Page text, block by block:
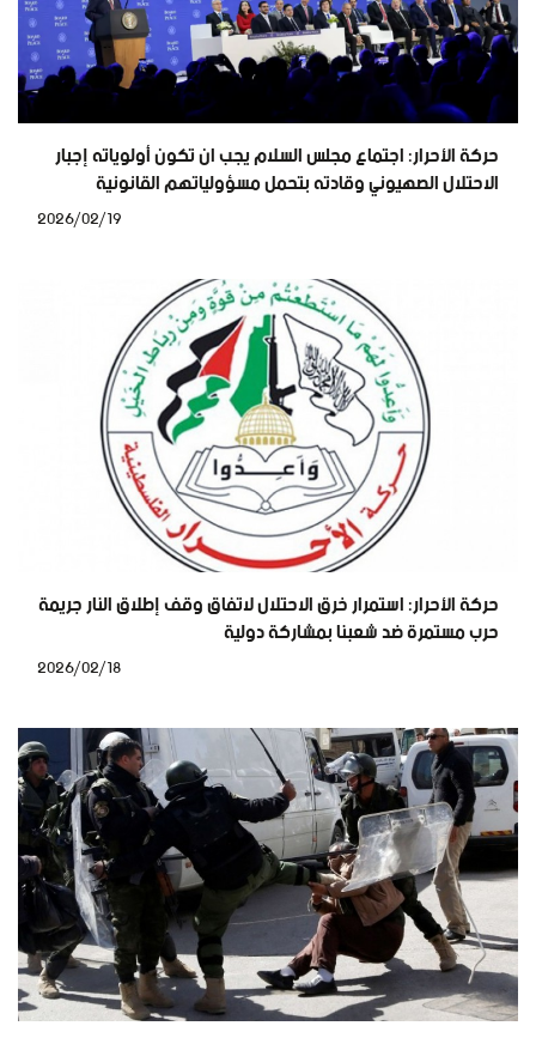
حركة الأحرار: اجتماع مجلس السلام يجب ان تكون أولوياته إجبار
الاحتلال الصهيوني وقادته بتحمل مسؤولياتهم القانونية
حركة الأحرار: استمرار خرق الاحتلال لاتفاق وقف إطلاق النار جريمة
حرب مستمرة ضد شعبنا بمشاركة دولية